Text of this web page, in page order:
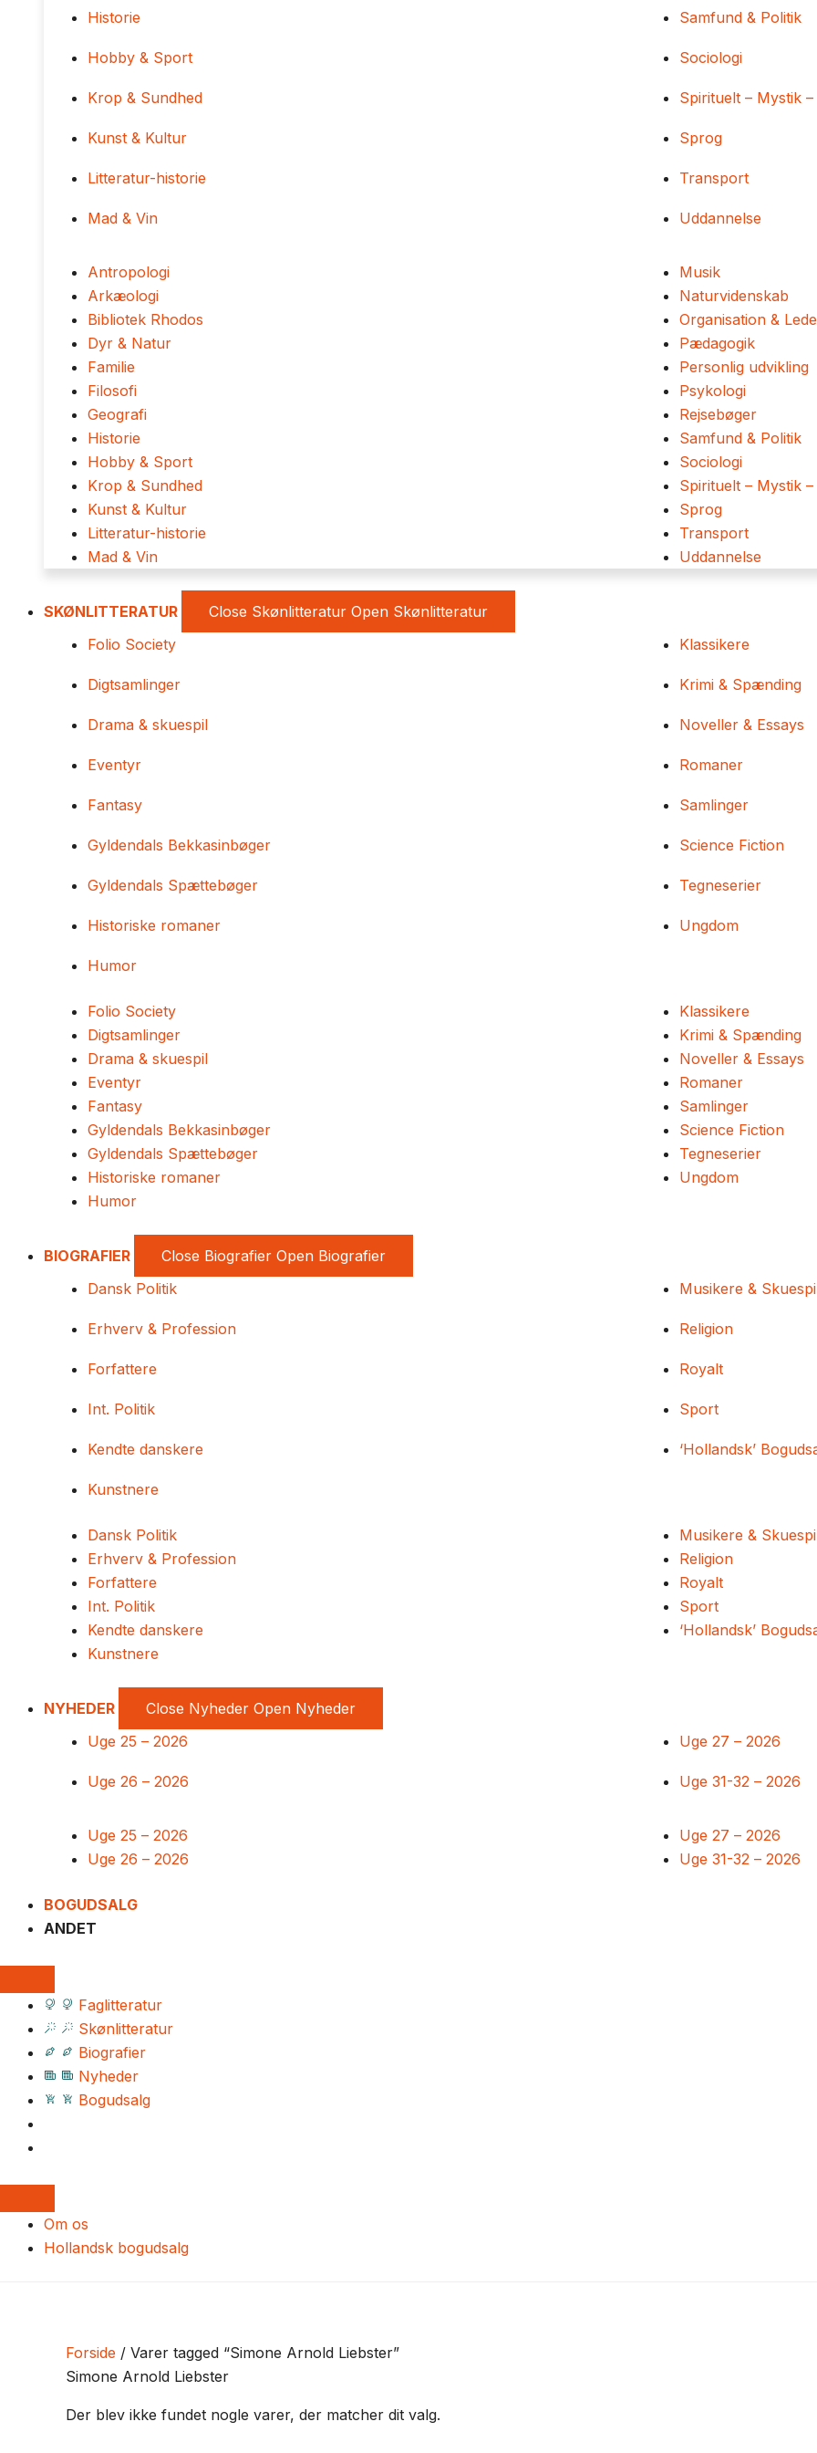
Historie
Hobby & Sport
Krop & Sundhed
Kunst & Kultur
Litteratur-historie
Mad & Vin
Samfund & Politik
Sociologi
Spirituelt – Mystik
Sprog
Transport
Uddannelse
Antropologi
Arkæologi
Bibliotek Rhodos
Dyr & Natur
Familie
Filosofi
Geografi
Historie
Hobby & Sport
Krop & Sundhed
Kunst & Kultur
Litteratur-historie
Mad & Vin
Musik
Naturvidenskab
Organisation &
Pædagogik
Personlig udvikling
Psykologi
Rejsebøger
Samfund & Politik
Sociologi
Spirituelt – Mystik
Sprog
Transport
Uddannelse
SKØNLITTERATUR Close Skønlitteratur Open Skønlitteratur
Folio Society
Digtsamlinger
Drama & skuespil
Eventyr
Fantasy
Gyldendals Bekkasinbøger
Gyldendals Spættebøger
Historiske romaner
Humor
Klassikere
Krimi & Spænding
Noveller & Essays
Romaner
Samlinger
Science Fiction
Tegneserier
Ungdom
Folio Society
Digtsamlinger
Drama & skuespil
Eventyr
Fantasy
Gyldendals Bekkasinbøger
Gyldendals Spættebøger
Historiske romaner
Humor
Klassikere
Krimi & Spænding
Noveller & Essays
Romaner
Samlinger
Science Fiction
Tegneserier
Ungdom
BIOGRAFIER Close Biografier Open Biografier
Dansk Politik
Erhverv & Profession
Forfattere
Int. Politik
Kendte danskere
Kunstnere
Musikere &
Religion
Royalt
Sport
‘Hollandsk’
Dansk Politik
Erhverv & Profession
Forfattere
Int. Politik
Kendte danskere
Kunstnere
Musikere &
Religion
Royalt
Sport
‘Hollandsk’
NYHEDER Close Nyheder Open Nyheder
Uge 25 – 2026
Uge 26 – 2026
Uge 27 – 2026
Uge 31-32 – 2026
Uge 25 – 2026
Uge 26 – 2026
Uge 27 – 2026
Uge 31-32 – 2026
BOGUDSALG
ANDET
Faglitteratur
Skønlitteratur
Biografier
Nyheder
Bogudsalg
Om os
Hollandsk bogudsalg
Forside / Varer tagged “Simone Arnold Liebster”
Simone Arnold Liebster
Der blev ikke fundet nogle varer, der matcher dit valg.